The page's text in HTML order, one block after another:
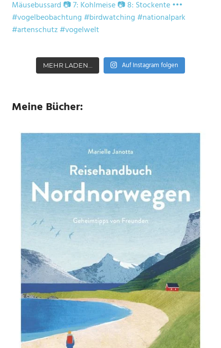
MEHR LADEN… Auf Instagram folgen
Meine Bücher: